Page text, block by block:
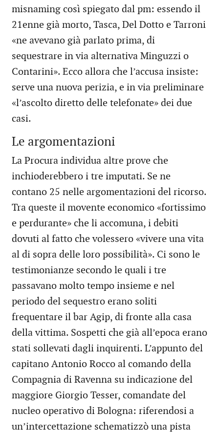
misnaming così spiegato dal pm: essendo il
21enne già morto, Tasca, Del Dotto e Tarroni
«ne avevano già parlato prima, di
sequestrare in via alternativa Minguzzi o
Contarini». Ecco allora che l’accusa insiste:
serve una nuova perizia, e in via preliminare
«l’ascolto diretto delle telefonate» dei due
casi.
Le argomentazioni
La Procura individua altre prove che
inchioderebbero i tre imputati. Se ne
contano 25 nelle argomentazioni del ricorso.
Tra queste il movente economico «fortissimo
e perdurante» che li accomuna, i debiti
dovuti al fatto che volessero «vivere una vita
al di sopra delle loro possibilità». Ci sono le
testimonianze secondo le quali i tre
passavano molto tempo insieme e nel
periodo del sequestro erano soliti
frequentare il bar Agip, di fronte alla casa
della vittima. Sospetti che già all’epoca erano
stati sollevati dagli inquirenti. L’appunto del
capitano Antonio Rocco al comando della
Compagnia di Ravenna su indicazione del
maggiore Giorgio Tesser, comandate del
nucleo operativo di Bologna: riferendosi a
un’intercettazione schematizzò una pista